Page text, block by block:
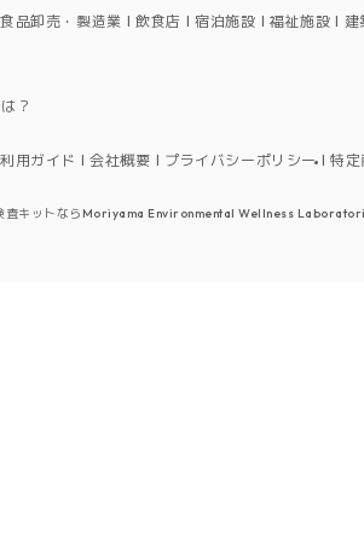
食品卸売・製造業 飲食店 宿泊施設 福祉施設
？
用ガイド 会社概要 プライバシーポリシー 特
査キットならMoriyama Environmental Wellness